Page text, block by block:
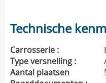
Technische
Carrosserie :
Type versnelling :
Aantal plaatsen